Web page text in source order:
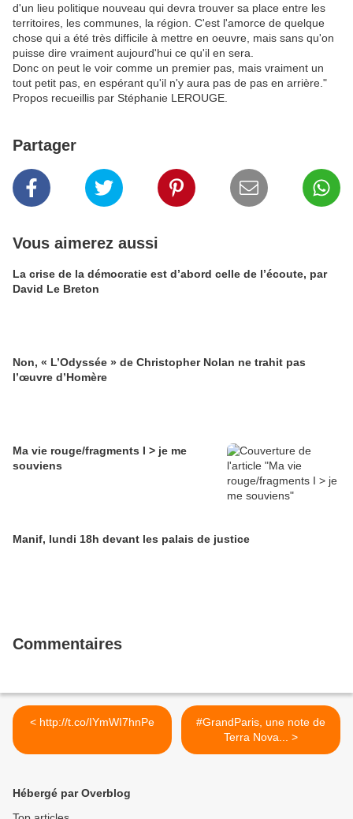
d'un lieu politique nouveau qui devra trouver sa place entre les
territoires, les communes, la région. C'est l'amorce de quelque
chose qui a été très difficile à mettre en oeuvre, mais sans qu'on
puisse dire vraiment aujourd'hui ce qu'il en sera.
Donc on peut le voir comme un premier pas, mais vraiment un
tout petit pas, en espérant qu'il n'y aura pas de pas en arrière."
Propos recueillis par Stéphanie LEROUGE.
Partager
Vous aimerez aussi
La crise de la démocratie est d’abord celle de l’écoute, par
David Le Breton
Non, « L’Odyssée » de Christopher Nolan ne trahit pas
l’œuvre d’Homère
Ma vie rouge/fragments I > je me
souviens
Manif, lundi 18h devant les palais de justice
Commentaires
< http://t.co/IYmWI7hnPe
#GrandParis, une note de
Terra Nova... >
Hébergé par Overblog